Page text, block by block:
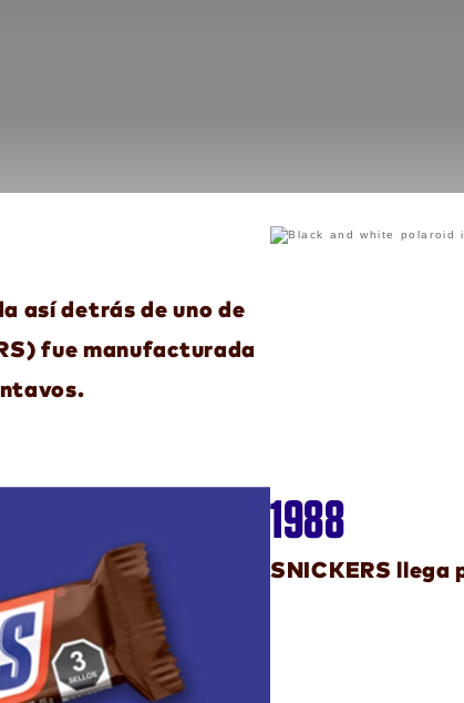
así detrás de uno de
fue manufacturada
1988
SNICKERS llega